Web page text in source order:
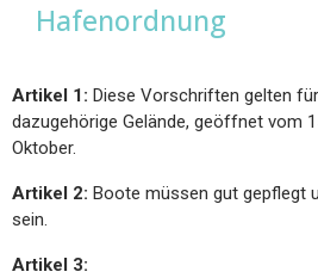
Hafenordnung
Artikel 1: Diese Vorschriften gelten
dazugehörige Gelände, geöffnet vom
Oktober.
Artikel 2: Boote müssen gut gepflegt
sein.
Artikel 3: